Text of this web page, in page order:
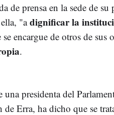
de prensa en la sede de su
"adignificar la
encargue de otros de sus
.
presidenta del
Erra, ha dicho que se